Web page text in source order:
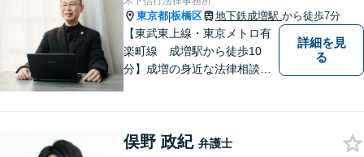
東京都|板橋区 地下鉄成増駅 から徒歩7分
【東武東上線・東京メトロ有
楽町線 成増駅から徒歩10
分】成増の身近な法律相談所
詳細を見
る
俣野 政紀 弁護士